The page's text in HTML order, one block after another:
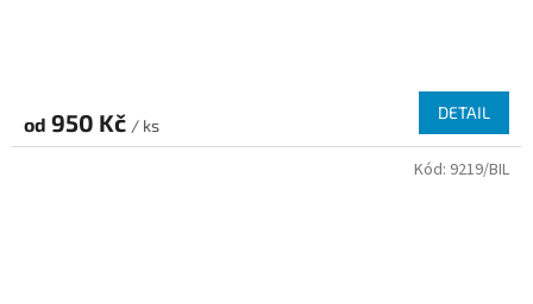
od 950 Kč / ks
DETAIL
Kód: 9219/BIL